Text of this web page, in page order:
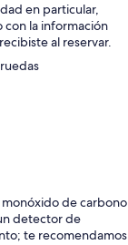
en particular,
con la información
al reservar.
de carbono
detector de
te recomendamos